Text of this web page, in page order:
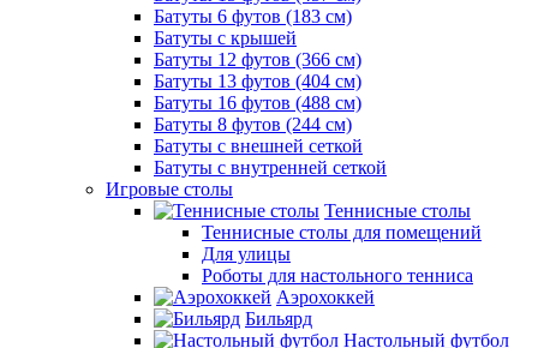
Батуты 6 футов (183 см)
Батуты с крышей
Батуты 12 футов (366 см)
Батуты 13 футов (404 см)
Батуты 16 футов (488 см)
Батуты 8 футов (244 см)
Батуты с внешней сеткой
Батуты с внутренней сеткой
Игровые столы
Теннисные столы
Теннисные столы для помещений
Для улицы
Роботы для настольного тенниса
Аэрохоккей
Бильярд
Настольный футбол